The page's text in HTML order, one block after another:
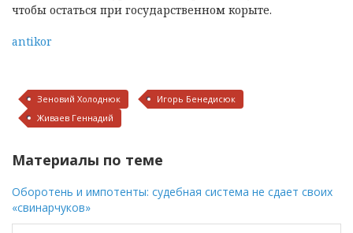
чтобы остаться при государственном корыте.
antikor
Зеновий Холоднюк
Игорь Бенедисюк
Живаев Геннадий
Материалы по теме
Оборотень и импотенты: судебная система не сдает своих
«свинарчуков»